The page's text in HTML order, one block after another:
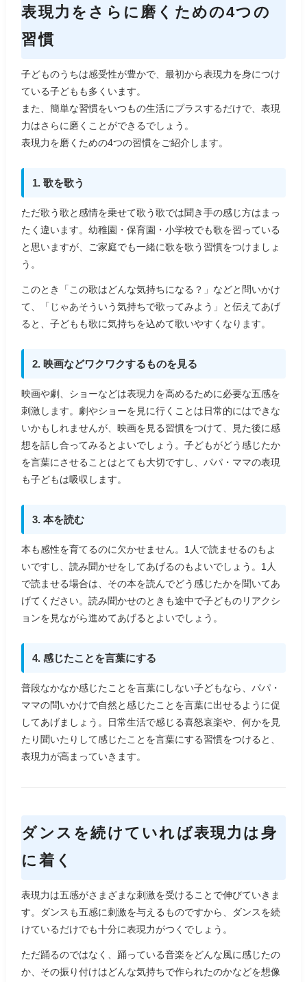
表現力をさらに磨くための4つの
習慣
子どものうちは感受性が豊かで、最初から表現力を身につけ
ている子どもも多くいます。
また、簡単な習慣をいつもの生活にプラスするだけで、表現
力はさらに磨くことができるでしょう。
表現力を磨くための4つの習慣をご紹介します。
1. 歌を歌う
ただ歌う歌と感情を乗せて歌う歌では聞き手の感じ方はまっ
たく違います。幼稚園・保育園・小学校でも歌を習っている
と思いますが、ご家庭でも一緒に歌を歌う習慣をつけましょ
う。
このとき「この歌はどんな気持ちになる？」などと問いかけ
て、「じゃあそういう気持ちで歌ってみよう」と伝えてあげ
ると、子どもも歌に気持ちを込めて歌いやすくなります。
2. 映画などワクワクするものを見る
映画や劇、ショーなどは表現力を高めるために必要な五感を
刺激します。劇やショーを見に行くことは日常的にはできな
いかもしれませんが、映画を見る習慣をつけて、見た後に感
想を話し合ってみるとよいでしょう。子どもがどう感じたか
を言葉にさせることはとても大切ですし、パパ・ママの表現
も子どもは吸収します。
3. 本を読む
本も感性を育てるのに欠かせません。1人で読ませるのもよ
いですし、読み聞かせをしてあげるのもよいでしょう。1人
で読ませる場合は、その本を読んでどう感じたかを聞いてあ
げてください。読み聞かせのときも途中で子どものリアクシ
ョンを見ながら進めてあげるとよいでしょう。
4. 感じたことを言葉にする
普段なかなか感じたことを言葉にしない子どもなら、パパ・
ママの問いかけで自然と感じたことを言葉に出せるように促
してあげましょう。日常生活で感じる喜怒哀楽や、何かを見
たり聞いたりして感じたことを言葉にする習慣をつけると、
表現力が高まっていきます。
ダンスを続けていれば表現力は身
に着く
表現力は五感がさまざまな刺激を受けることで伸びていきま
す。ダンスも五感に刺激を与えるものですから、ダンスを続
けているだけでも十分に表現力がつくでしょう。
ただ踊るのではなく、踊っている音楽をどんな風に感じたの
か、その振り付けはどんな気持ちで作られたのかなどを想像